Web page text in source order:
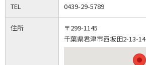
TEL 0439-29-5789
住所
〒299-1145
千葉県君津市西坂田2-13-14